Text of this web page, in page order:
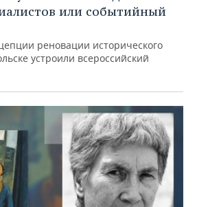
или событийный
реновации исторического
устроили всероссийский